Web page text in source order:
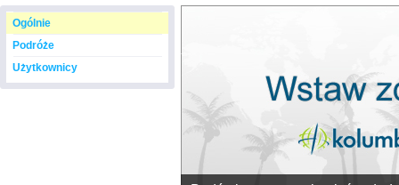
Ogólnie
Podróże
Użytkownicy